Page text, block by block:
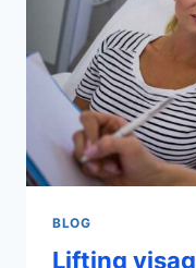
LES
BLOG
Lifting